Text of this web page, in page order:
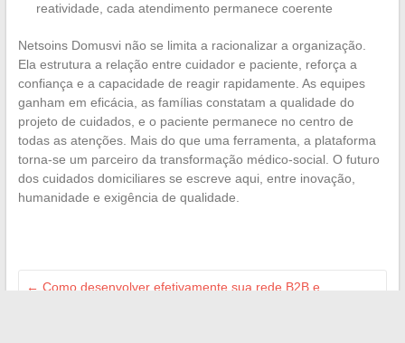
reatividade, cada atendimento permanece coerente
Netsoins Domusvi não se limita a racionalizar a organização.
Ela estrutura a relação entre cuidador e paciente, reforça a
confiança e a capacidade de reagir rapidamente. As equipes
ganham em eficácia, as famílias constatam a qualidade do
projeto de cuidados, e o paciente permanece no centro de
todas as atenções. Mais do que uma ferramenta, a plataforma
torna-se um parceiro da transformação médico-social. O futuro
dos cuidados domiciliares se escreve aqui, entre inovação,
humanidade e exigência de qualidade.
← Como desenvolver efetivamente sua rede B2B e